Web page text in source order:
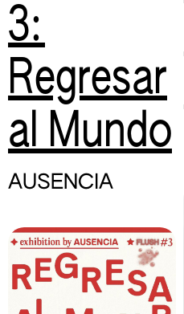
3:
Regresar
al Mundo
AUSENCIA